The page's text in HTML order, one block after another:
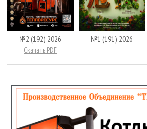
№2 (192) 2026
Скачать PDF
№1 (191) 2026